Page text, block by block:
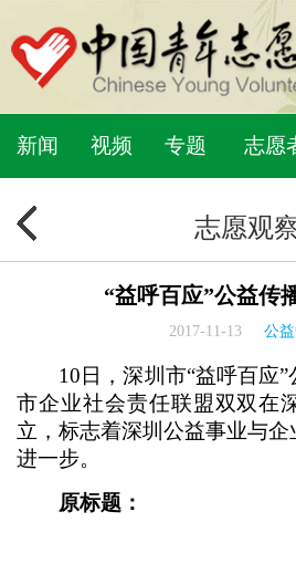
新闻 视频 专题 志愿
志愿观
“益呼百应”公益传
2017-11-13 公
10日，深圳市“益呼百应”
市企业社会责任联盟双双在
立，标志着深圳公益事业与
进一步。
原标题：